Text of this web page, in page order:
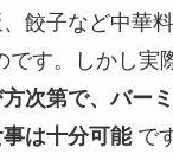
餃子など中華
です。しかし実
次第で、バー
は十分可能で